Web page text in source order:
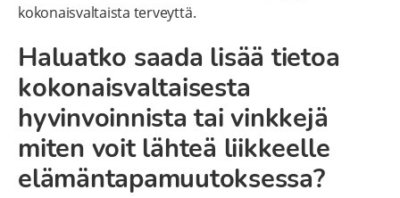
kokonaisvaltaista terveyttä.
Haluatko saada lisää tietoa
kokonaisvaltaisesta
hyvinvoinnista tai vinkkejä
miten voit lähteä liikkeelle
elämäntapamuutoksessa?